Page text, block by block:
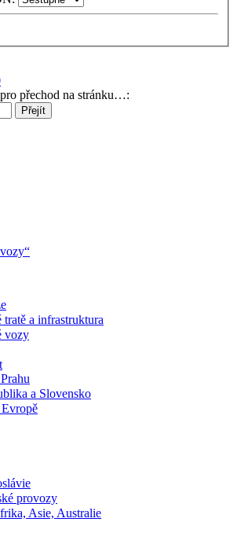
přechod na stránku…:
a infrastruktura
vozy
a Slovensko
provozy
Asie, Australie